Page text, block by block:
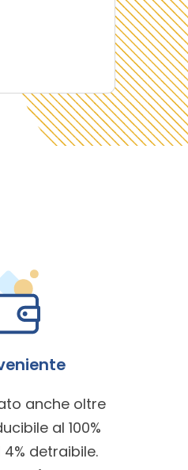
anche oltre
al 100%
4% detraibile.